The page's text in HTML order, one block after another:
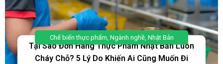
Chế biến thực phẩm, Ngành nghề, Nhật Bản
Tại Sao Đơn Hàng Thực Phẩm Nhật Bản Luôn
Cháy Chỗ? 5 Lý Do Khiến Ai Cũng Muốn Đi